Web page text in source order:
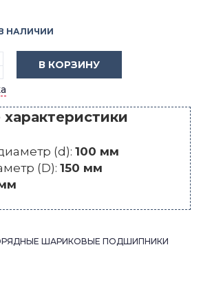
НАЛИЧИИ
В КОРЗИНУ
(d): 100 мм
(D): 150 мм
ШАРИКОВЫЕ ПОДШИПНИКИ